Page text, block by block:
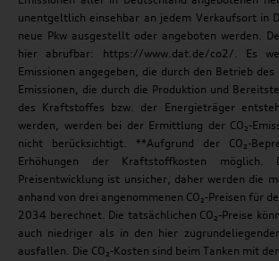
unentgeltlich einsehbar an jedem Verkaufsort in
neue Pkw ausgestellt oder angeboten werden.
hier abrufbar: https://www.dat.de/co2/. Es
Emissionen angegeben, die durch den Betrieb des
Emissionen, die durch die Produktion und
des Kraftstoffes bzw. der Energieträger
werden, werden bei der Ermittlung der CO₂-
nicht berücksichtigt. **Aufgrund der CO₂-
Erhöhungen der Kraftstoffkosten möglich.
Preisentwicklung ist unsicher, daher werden die
anhand von drei angenommenen CO₂-Preisen für
2034 berechnet. Die tatsächlichen CO₂-Preise
auch niedriger als in den hier
ausfallen. Die CO₂-Kosten sind beim Tanken mit